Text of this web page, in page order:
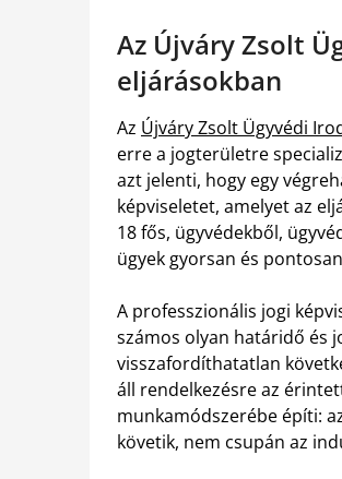
Az Újváry Zsolt
eljárásokban
Az Újváry Zsolt Ügyvédi
erre a jogterületre
azt jelenti, hogy egy
képviseletet, amelyet az
18 fős, ügyvédekből,
ügyek gyorsan és
A professzionális jogi
számos olyan határidő és
visszafordíthatatlan
áll rendelkezésre az
munkamódszerébe építi:
követik, nem csupán az